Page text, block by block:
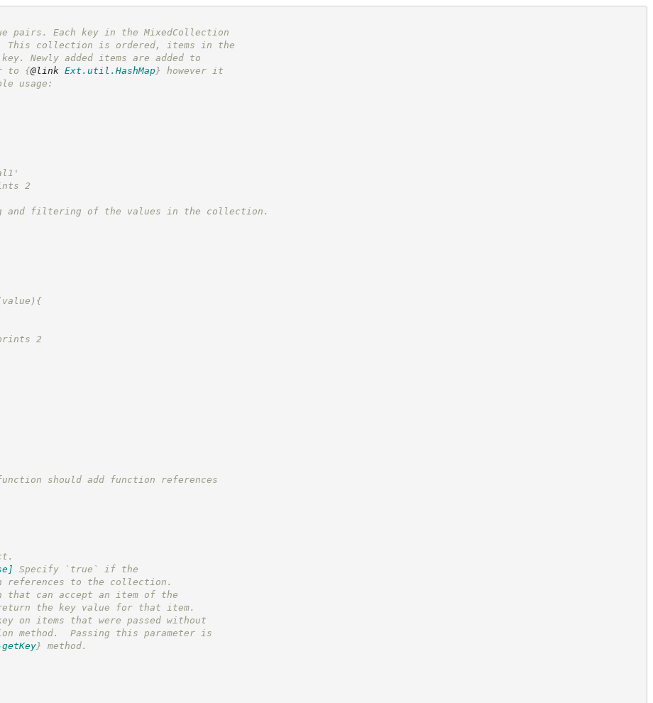
pairs. Each key in the MixedCollection
This collection is ordered, items in the
Newly added items are added to
to {@link Ext.util.HashMap} however it
usage:
2
and filtering of the values in the collection.
2
should add function references
Specify `true` if the
references to the collection.
that can accept an item of the
the key value for that item.
on items that were passed without
Passing this parameter is
getKey} method.